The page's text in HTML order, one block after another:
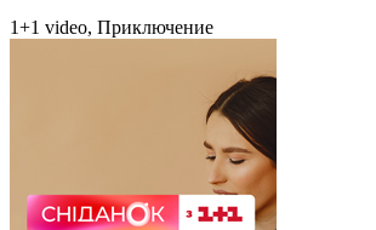
1+1 video, Приключение